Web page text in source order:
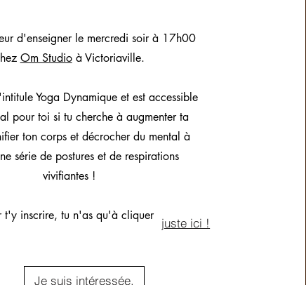
d'enseigner le mercredi soir à 17h00
Om Studioà Victoriaville.
Yoga Dynamique et est accessible
pour toi si tu cherche à augmenter ta
ton corps et décrocher du mental à
série de postures et de respirations
vivifiantes !
t'y inscrire, tu n'as qu'à cliquer
juste ici !
Je suis intéressée.